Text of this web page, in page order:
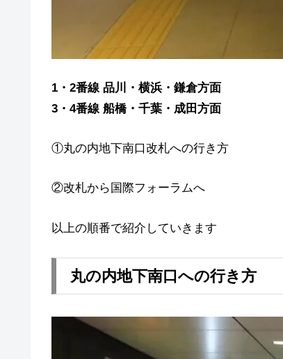
1・2番線 品川・横浜・鎌倉方面
3・4番線 船橋・千葉・成田方面
①丸の内地下南口改札への行き方
②改札から国際フォーラムへ
以上の順番で紹介していきます
丸の内地下南口への行き方